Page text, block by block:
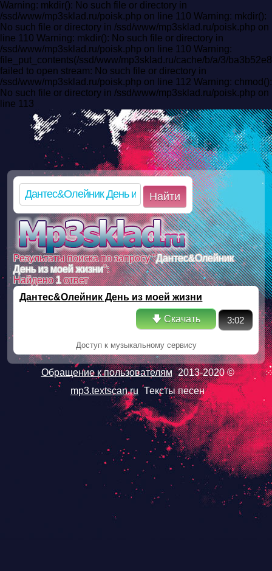
Warning: mkdir(): No such file or directory in
/ssd/www/mp3sklad.ru/poisk.php on line 110 Warning: mkdir():
No such file or directory in /ssd/www/mp3sklad.ru/poisk.php on
line 110 Warning: mkdir(): No such file or directory in
/ssd/www/mp3sklad.ru/poisk.php on line 110 Warning:
file_put_contents(/ssd/www/mp3sklad.ru/cache/b/a/3/
failed to open stream: No such file or directory in
/ssd/www/mp3sklad.ru/poisk.php on line 112 Warning: chmod():
No such file or directory in /ssd/www/mp3sklad.ru/poisk.php on
line 113
Найти
Результаты поиска по запросу "Дантес&Олейник
День из моей жизни":
Найдено1ответ
Дантес&Олейник День из моей жизни
🡇 Скачать 3:02
Доступ к музыкальному сервису
Обращение к пользователям 2013-2020 ©
mp3.textscan.ru Тексты песен